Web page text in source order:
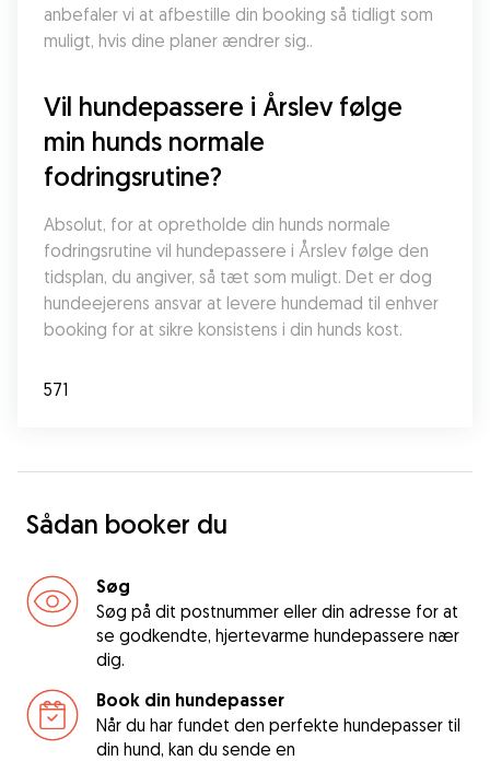
anbefaler vi at afbestille din booking så tidligt som
muligt, hvis dine planer ændrer sig..
Vil hundepassere i Årslev følge
min hunds normale
fodringsrutine?
Absolut, for at opretholde din hunds normale
fodringsrutine vil hundepassere i Årslev følge den
tidsplan, du angiver, så tæt som muligt. Det er dog
hundeejerens ansvar at levere hundemad til enhver
booking for at sikre konsistens i din hunds kost.
571
Sådan booker du
Søg
Søg på dit postnummer eller din adresse for at
se godkendte, hjertevarme hundepassere nær
dig.
Book din hundepasser
Når du har fundet den perfekte hundepasser til
din hund, kan du sende en